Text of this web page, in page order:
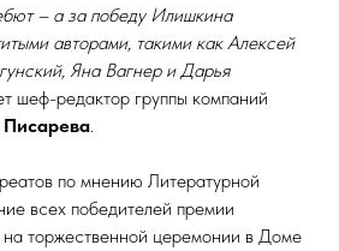
– а за победу Илишкина
авторами, такими как Алексей
Яна Вагнер и Дарья
шеф-редактор группы компаний
Писарева.
по мнению Литературной
всех победителей премии
на торжественной церемонии в Доме